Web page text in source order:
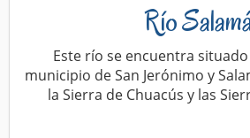
Río
Este río se encuentra
municipio de San Jerónimo y
la Sierra de Chuacús y las